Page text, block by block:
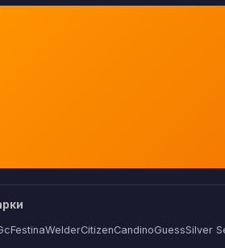
FestinaWelderCitizenCandinoGuessSilver